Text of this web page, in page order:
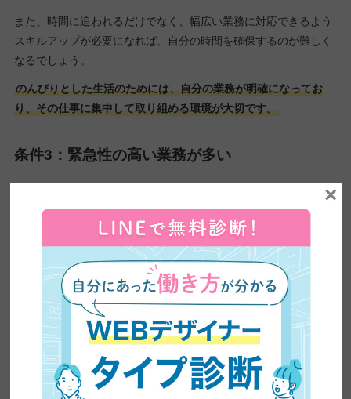
また、時間に追われるだけでなく、幅広い業務に対応できるよう
スキルアップが必要になれば、自分の時間を確保するのが難しく
なるでしょう。
のんびりとした生活のためには、自分の業務が明確になってお
り、その仕事に集中して取り組める環境が大切です。
条件3：緊急性の高い業務が多い
緊急性の高い業務は、常に納期に追われるためプレッシャーを感
じやすくなるでしょう。
例えばユーザーからのクレームや、システムトラブルへの対応な
ど突発的な業務が多い場合、常に緊張感を強いられた状態になり
ます。
緊急性が高いと、時間外労働や休日出勤が必要になる可能性もあ
るでしょう。そうすると、なかなか自分の予定を立てられませ
のんびり暮らすには、心の余裕と安定したスケジュールが大切で
×